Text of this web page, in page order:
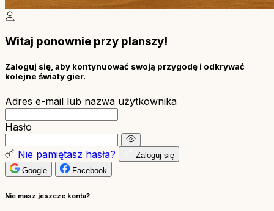
Witaj ponownie przy planszy!
Zaloguj się, aby kontynuować swoją przygodę i odkrywać
kolejne światy gier.
Adres e-mail lub nazwa użytkownika
Hasło
Nie pamiętasz hasła?
Zaloguj się
Google
Facebook
Nie masz jeszcze konta?